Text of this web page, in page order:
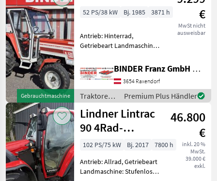
Gebrauchtmaschine
€
MwSt nicht
ausweisbar
52 PS/38 kW Bj. 1985 3871 h
Antrieb: Hinterrad,
Getriebeart Landmaschine:
Zapfwellendrehzahl:
Höchstgeschwindigkeit in
km/h: 30 km/h,
Bolzengröße Anhänge
BINDER Franz GmbH & CoKG
3654 Raxendorf
Traktoren /
Lindner
Premium Plus Händler
Lindner Lintrac
90 4Rad-
Lenkung
46.800
€
inkl. 20 %
MwSt.
39.000 €
exkl.
102 PS/75 kW Bj. 2017
7800 h
Antrieb: Allrad, Getriebeart
Landmaschine: Stufenloses